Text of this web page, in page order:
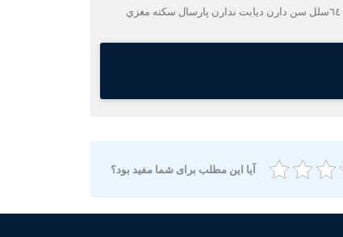
سلام پدرم ١٣اذر عمل باز قلب كردن الان كه ٤ديذهستيم ميگه كمي تاري ديد داره وشماره عينكش فرق كرده ايا نگران كنندست يا طبيعي هستش پدرم ٦٤سلل سن دارن ديابت ندارن پارسال سكته مغزي
آیا این مطلب برای شما مفید بود؟